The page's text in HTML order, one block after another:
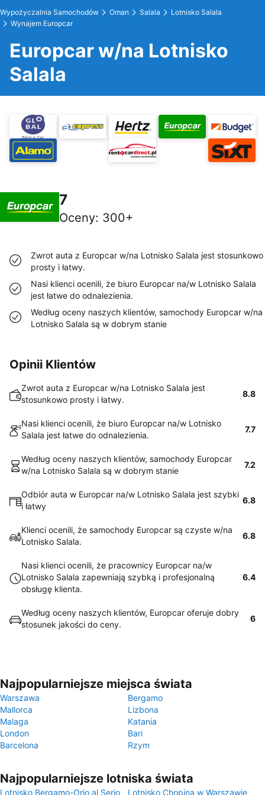
Wypożyczalnia Samochodów Oman Salala
Lotnisko Salala
Wynajem Europcar
Europcar w/na Lotnisko
Salala
7
Oceny: 300+
Zwrot auta z Europcar w/na Lotnisko Salala jest stosunkowo
prosty i łatwy.
Nasi klienci ocenili, że biuro Europcar na/w Lotnisko Salala
jest łatwe do odnalezienia.
Według oceny naszych klientów, samochody Europcar w/na
Lotnisko Salala są w dobrym stanie
Opinii Klientów
Zwrot auta z Europcar w/na Lotnisko Salala jest
stosunkowo prosty i łatwy.
8.8
Nasi klienci ocenili, że biuro Europcar na/w Lotnisko
Salala jest łatwe do odnalezienia.
7.7
Według oceny naszych klientów, samochody Europcar
w/na Lotnisko Salala są w dobrym stanie
7.2
Odbiór auta w Europcar na/w Lotnisko Salala jest szybki
i łatwy
6.8
Klienci ocenili, że samochody Europcar są czyste w/na
Lotnisko Salala.
6.8
Nasi klienci ocenili, że pracownicy Europcar na/w
Lotnisko Salala zapewniają szybką i profesjonalną
obsługę klienta.
6.4
Według oceny naszych klientów, Europcar oferuje dobry
stosunek jakości do ceny.
6
Najpopularniejsze miejsca świata
Warszawa
Bergamo
Mallorca
Lizbona
Malaga
Katania
London
Bari
Barcelona
Rzym
Najpopularniejsze lotniska świata
Lotnisko Bergamo-Orio al Serio Lotnisko Chopina w Warszawie